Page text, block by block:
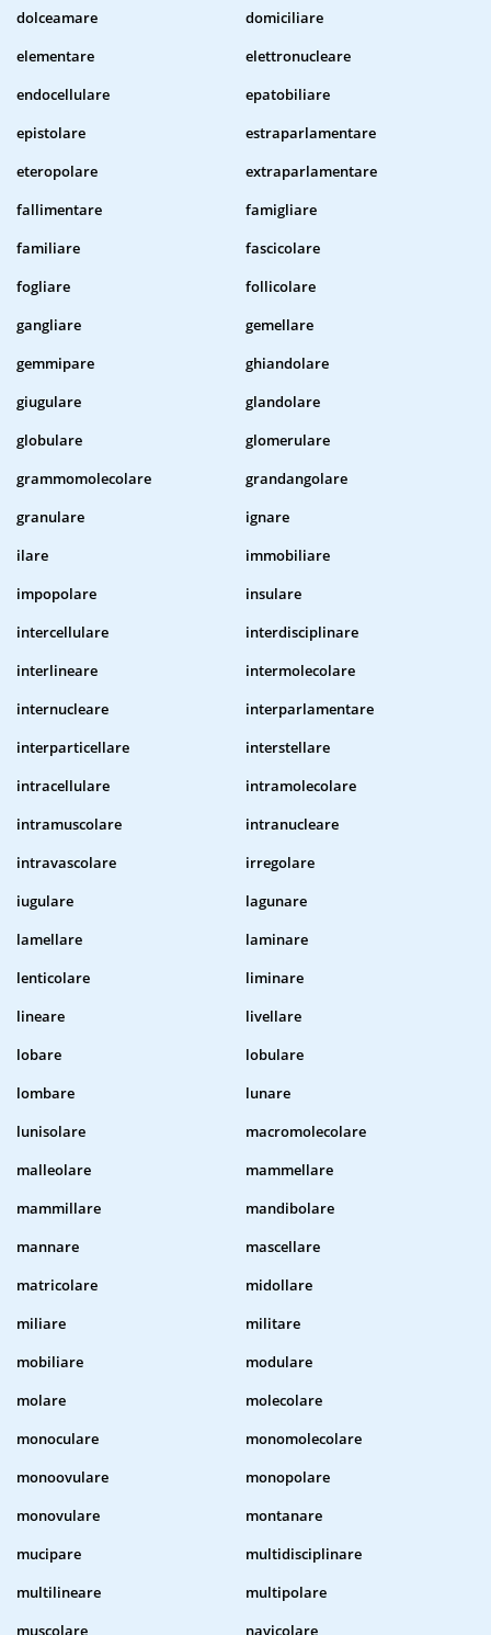
dolceamare
domiciliare
elementare
elettronucleare
endocellulare
epatobiliare
epistolare
estraparlamentare
eteropolare
extraparlamentare
fallimentare
famigliare
familiare
fascicolare
fogliare
follicolare
gangliare
gemellare
gemmipare
ghiandolare
giugulare
glandolare
globulare
glomerulare
grammomolecolare
grandangolare
granulare
ignare
ilare
immobiliare
impopolare
insulare
intercellulare
interdisciplinare
interlineare
intermolecolare
internucleare
interparlamentare
interparticellare
interstellare
intracellulare
intramolecolare
intramuscolare
intranucleare
intravascolare
irregolare
iugulare
lagunare
lamellare
laminare
lenticolare
liminare
lineare
livellare
lobare
lobulare
lombare
lunare
lunisolare
macromolecolare
malleolare
mammellare
mammillare
mandibolare
mannare
mascellare
matricolare
midollare
miliare
militare
mobiliare
modulare
molare
molecolare
monoculare
monomolecolare
monoovulare
monopolare
monovulare
montanare
mucipare
multidisciplinare
multilineare
multipolare
muscolare
navicolare